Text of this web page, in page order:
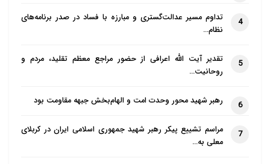
4
تداوم مسیر عدالت‌گستری و مبارزه با فساد در صدر برنامه‌های
نظام…
5
تقدیر آیت الله اعرافی از حضور مراجع معظم تقلید، مردم و
روحانیت…
6 رهبر شهید محور وحدت امت و الهام‌بخش جبهه مقاومت بود
7
مراسم تشییع پیکر رهبر شهید جمهوری اسلامی ایران در کربلای
معلی به…